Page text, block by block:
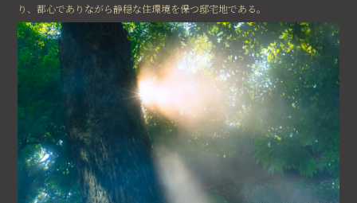
り、都心でありながら静穏な住環境を保つ邸宅地である。